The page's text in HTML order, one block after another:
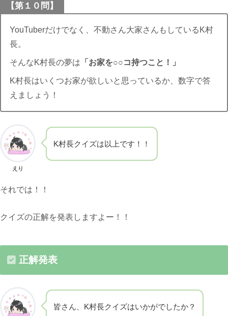
【第１０問】
YouTuberだけでなく、不動さん大家さんもしているK村
長。
そんなK村長の夢は 「お家を○○コ持つこと！」
K村長はいくつお家が欲しいと思っているか、数字で答
えましょう！
えり
K村長クイズは以上です！！
それでは！！
クイズの正解を発表しますよー！！
正解発表
皆さん、K村長クイズはいかがでしたか？